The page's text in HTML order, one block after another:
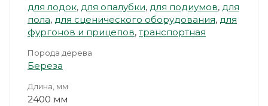
для лодок, для опалубки, для подиумов, для
пола, для сценического оборудования, для
фургонов и прицепов,транспортная
Порода дерева
Береза
Длина, мм
2400 мм